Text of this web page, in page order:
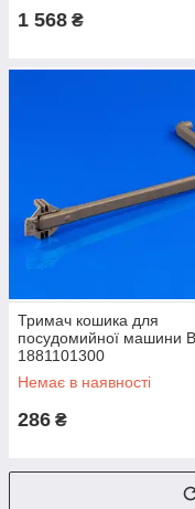
1 568 ₴
Тримач кошика для
посудомийної машини
1881101300
Немає в наявності
286 ₴